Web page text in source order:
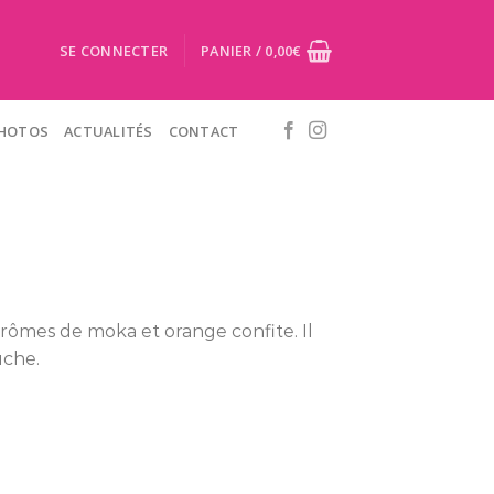
SE CONNECTER PANIER / 0,00€
ACTUALITÉS CONTACT
de moka et orange confite. Il